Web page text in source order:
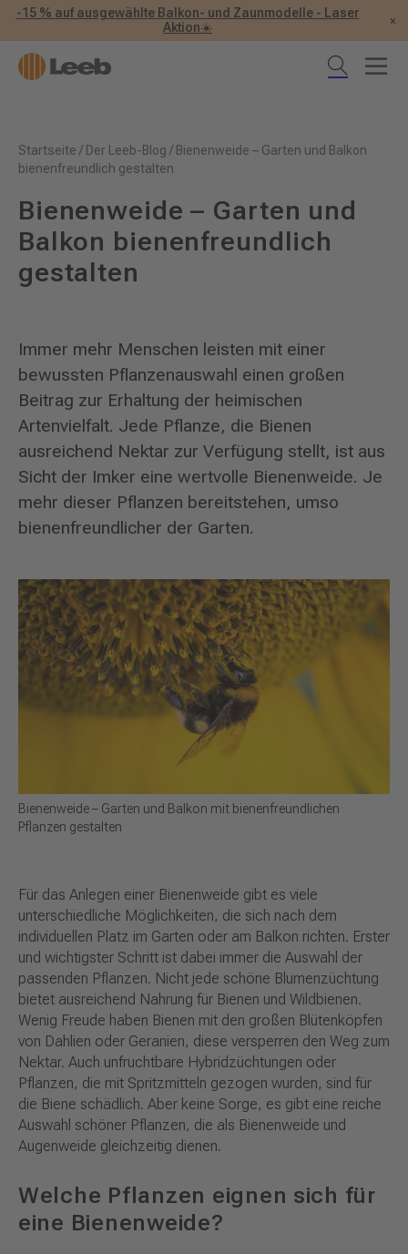
-15 % auf ausgewählte Balkon- und Zaunmodelle - Laser
Aktion☀️
×
Startseite / Der Leeb-Blog / Bienenweide – Garten und Balkon
bienenfreundlich gestalten
Bienenweide – Garten und
Balkon bienenfreundlich
gestalten
Immer mehr Menschen leisten mit einer
bewussten Pflanzenauswahl einen großen
Beitrag zur Erhaltung der heimischen
Artenvielfalt. Jede Pflanze, die Bienen
ausreichend Nektar zur Verfügung stellt, ist aus
Sicht der Imker eine wertvolle Bienenweide. Je
mehr dieser Pflanzen bereitstehen, umso
bienenfreundlicher der Garten.
Bienenweide – Garten und Balkon mit bienenfreundlichen
Pflanzen gestalten
Für das Anlegen einer Bienenweide gibt es viele
unterschiedliche Möglichkeiten, die sich nach dem
individuellen Platz im Garten oder am Balkon richten. Erster
und wichtigster Schritt ist dabei immer die Auswahl der
passenden Pflanzen. Nicht jede schöne Blumenzüchtung
bietet ausreichend Nahrung für Bienen und Wildbienen.
Wenig Freude haben Bienen mit den großen Blütenköpfen
von Dahlien oder Geranien, diese versperren den Weg zum
Nektar. Auch unfruchtbare Hybridzüchtungen oder
Pflanzen, die mit Spritzmitteln gezogen wurden, sind für
die Biene schädlich. Aber keine Sorge, es gibt eine reiche
Auswahl schöner Pflanzen, die als Bienenweide und
Augenweide gleichzeitig dienen.
Welche Pflanzen eignen sich für
eine Bienenweide?